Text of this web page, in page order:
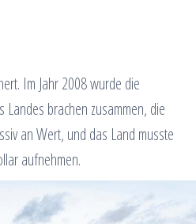
Im Jahr 2008 wurde die
brachen zusammen, die
an Wert, und das Land musste
aufnehmen.